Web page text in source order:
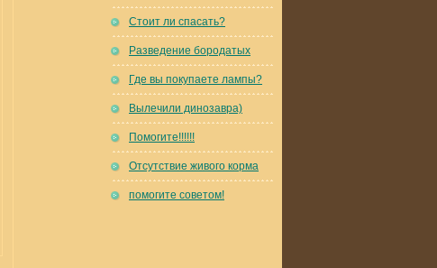
Стоит ли спасать?
Разведение бородатых
Где вы покупаете лампы?
Вылечили динозавра)
Помогите!!!!!!
Отсутствие живого корма
помогите советом!